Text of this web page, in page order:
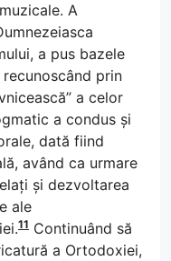
A
a pus bazele
prin
a celor
a condus și
dată fiind
având ca urmare
și dezvoltarea
ale
11 Continuând să
a Ortodoxiei,